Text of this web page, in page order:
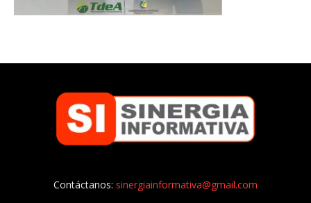
Contáctanos: sinergiainformativa@gmail.com